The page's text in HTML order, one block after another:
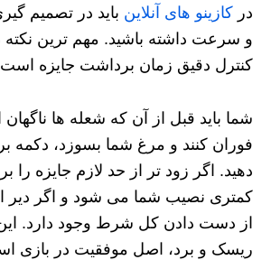
در کازینو های آنلاین باید در تصمیم
و سرعت داشته باشید. مهم ترین نکته
کنترل دقیق زمان برداشت جایزه
شما باید قبل از آن که شعله ها ناگهان
فوران کنند و مرغ شما بسوزد، دکمه
دهید. اگر زود تر از حد لازم جایزه را
کمتری نصیب شما می شود و اگر دیر
از دست دادن کل شرط وجود دارد. این
ریسک و برد، اصل موفقیت در بازی